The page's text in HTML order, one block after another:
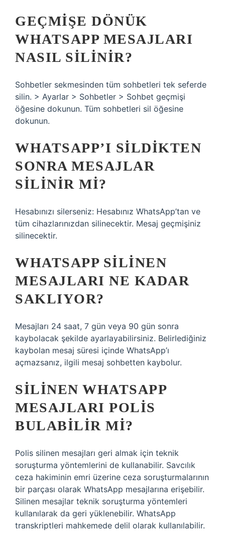
GEÇMIŞE DÖNÜK
WHATSAPP MESAJLARI
NASIL SILINIR?
Sohbetler sekmesinden tüm sohbetleri tek seferde
silin. > Ayarlar > Sohbetler > Sohbet geçmişi
öğesine dokunun. Tüm sohbetleri sil öğesine
dokunun.
WHATSAPP’I SILDIKTEN
SONRA MESAJLAR
SILINIR MI?
Hesabınızı silerseniz: Hesabınız WhatsApp’tan ve
tüm cihazlarınızdan silinecektir. Mesaj geçmişiniz
silinecektir.
WHATSAPP SILINEN
MESAJLARI NE KADAR
SAKLIYOR?
Mesajları 24 saat, 7 gün veya 90 gün sonra
kaybolacak şekilde ayarlayabilirsiniz. Belirlediğiniz
kaybolan mesaj süresi içinde WhatsApp’ı
açmazsanız, ilgili mesaj sohbetten kaybolur.
SILINEN WHATSAPP
MESAJLARI POLIS
BULABILIR MI?
Polis silinen mesajları geri almak için teknik
soruşturma yöntemlerini de kullanabilir. Savcılık
ceza hakiminin emri üzerine ceza soruşturmalarının
bir parçası olarak WhatsApp mesajlarına erişebilir.
Silinen mesajlar teknik soruşturma yöntemleri
kullanılarak da geri yüklenebilir. WhatsApp
transkriptleri mahkemede delil olarak kullanılabilir.